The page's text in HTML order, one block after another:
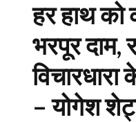
हर हाथ को
भरपूर दाम,
– योगेश